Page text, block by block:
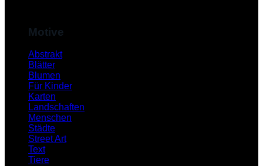
Motive
Abstrakt
Blätter
Blumen
Für Kinder
Karten
Landschaften
Menschen
Städte
Street Art
Text
Tiere